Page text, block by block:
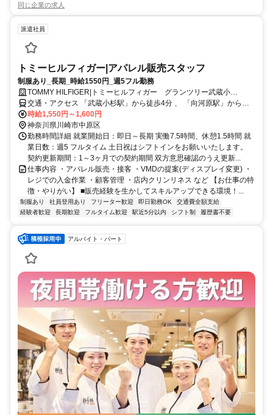
同じ企業の求人
派遣社員
トミーヒルフィガー|アパレル販売スタッフ
制服あり_長期_時給1550円_週5フル勤務
TOMMY HILFIGER|トミーヒルフィガー グランツリー武蔵小
杉/TH54888
交通・アクセス 「武蔵小杉駅」から徒歩4分 、 「向河原駅」から徒
歩11分
時給1,550円～1,600円
神奈川県川崎市中原区
勤務時間詳細 就業開始日：即日～長期 実働7.5時間、休憩1.5時間 就
業日数：週5 フルタイム 土日祝はシフトインをお願いいたします。
契約更新期間：1～3ヶ月での契約期間 双方意思確認のうえ更新...
仕事内容 ・アパレル販売・接客 ・VMDの提案(ディスプレイ変更) ・
レジでの入金作業 ・顧客管理 ・店内クリンリネス など 【お仕事の特
徴・やりがい】 ■販売経験を生かしてスキルアップできる環境！...
制服あり 社員登用あり フリーター歓迎 即日勤務OK
交通費全額支給
経験者歓迎
長期歓迎 フルタイム歓迎 駅近5分以内 シフト制 履歴書不要
アルバイト・パート